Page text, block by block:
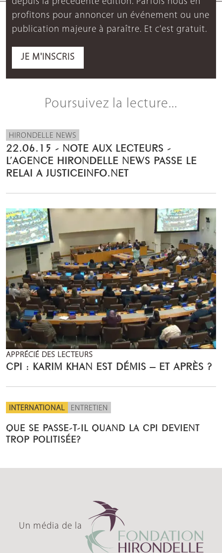
profitons pour annoncer un événement ou une
publication majeure à paraître. Et c'est gratuit.
JE M'INSCRIS
Poursuivez la lecture...
HIRONDELLE NEWS
22.06.15 - NOTE AUX LECTEURS -
L’AGENCE HIRONDELLE NEWS PASSE LE
RELAI A JUSTICEINFO.NET
APPRÉCIÉ DES LECTEURS
CPI : KARIM KHAN EST DÉMIS – ET APRÈS ?
INTERNATIONAL ENTRETIEN
QUE SE PASSE-T-IL QUAND LA CPI DEVIENT
TROP POLITISÉE?
Un média de la